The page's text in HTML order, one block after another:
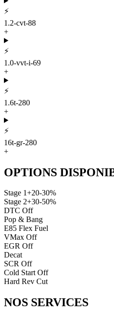
⚡
1.2-cvt-88
+
⚡
1.0-vvt-i-69
+
⚡
1.6t-280
+
⚡
16t-gr-280
+
OPTIONS
Stage 1+20-30%
Stage 2+30-50%
DTC Off
Pop & Bang
E85 Flex Fuel
VMax Off
EGR Off
Decat
SCR Off
Cold Start Off
Hard Rev Cut
NOS SERVICES